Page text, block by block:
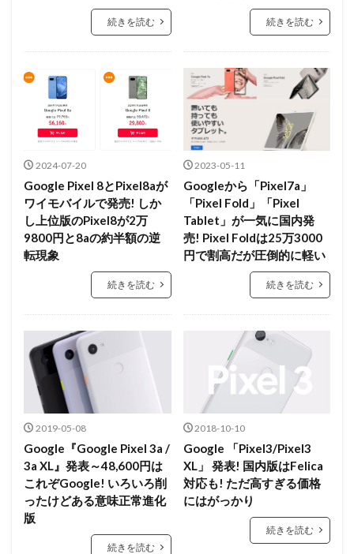
続きを読む 続きを読む
2024-07-20
Google Pixel 8とPixel8aが
ワイモバイルで発売! しか
し上位版のPixel8が2万
9800円と8aの約半額の逆
転現象
続きを読む
2023-05-11
Googleから「Pixel7a」
「Pixel Fold」「Pixel
Tablet」が一気に国内発
売! Pixel Foldは25万3000
円で割高だが圧倒的に軽い
続きを読む
2019-05-08
Google『Google Pixel 3a /
3a XL』発表～48,600円は
これぞGoogle! いろいろ削
ったけどある意味正常進化
版
続きを読む
2018-10-10
Google 「Pixel3/Pixel3
XL」 発表! 国内版はFelica
対応も! ただ高すぎる価格
にはがっかり
続きを読む